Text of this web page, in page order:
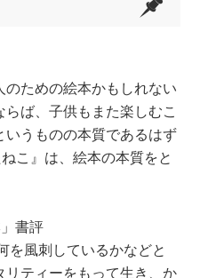
のための絵本かもしれない
ば、子供もまた楽しむこ
うものの本質であるはず
こ』は、絵本の本質をと
書評
を風刺しているかなどと
ティーをもって生き、か